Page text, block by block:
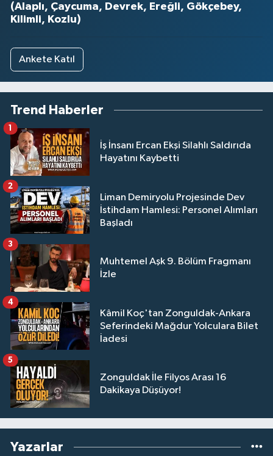
(Alaplı, Çaycuma, Devrek, Ereğli, Gökçebey,
Kilimli, Kozlu)
Ankete Katıl
Trend Haberler
İş İnsanı Ercan Ekşi Silahlı Saldırıda
Hayatını Kaybetti
1
Liman Demiryolu Projesinde Dev
İstihdam Hamlesi: Personel Alımları
Başladı
2
Muhtemel Aşk 9. Bölüm Fragmanı
İzle
3
Kâmil Koç'tan Zonguldak-Ankara
Seferindeki Mağdur Yolculara Bilet
İadesi
4
Zonguldak İle Filyos Arası 16
Dakikaya Düşüyor!
5
Yazarlar